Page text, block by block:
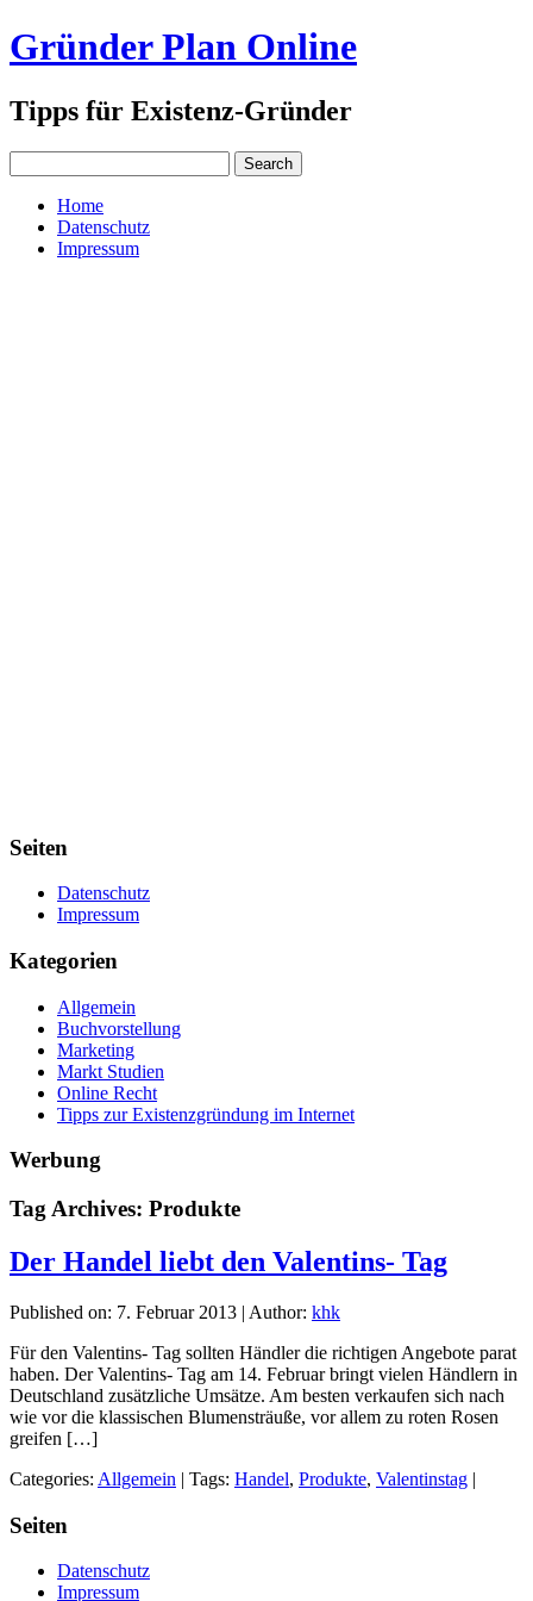
Gründer Plan Online
Tipps für Existenz-Gründer
Home
Datenschutz
Impressum
Seiten
Datenschutz
Impressum
Kategorien
Allgemein
Buchvorstellung
Marketing
Markt Studien
Online Recht
Tipps zur Existenzgründung im Internet
Werbung
Tag Archives: Produkte
Der Handel liebt den Valentins- Tag
Published on: 7. Februar 2013 | Author: khk
Für den Valentins- Tag sollten Händler die richtigen Angebote parat
haben. Der Valentins- Tag am 14. Februar bringt vielen Händlern in
Deutschland zusätzliche Umsätze. Am besten verkaufen sich nach
wie vor die klassischen Blumensträuße, vor allem zu roten Rosen
greifen […]
Categories: Allgemein | Tags: Handel, Produkte, Valentinstag |
Seiten
Datenschutz
Impressum